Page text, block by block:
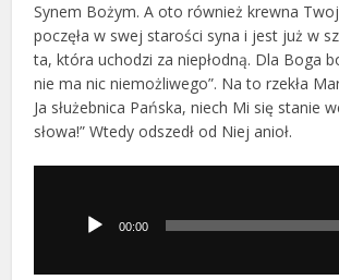
Synem Bożym. A oto również krewna
poczęła w swej starości syna i jest już w
ta, która uchodzi za niepłodną. Dla Boga
nie ma nic niemożliwego”. Na to rzekła
Ja służebnica Pańska, niech Mi się stanie
słowa!” Wtedy odszedł od Niej anioł.
dźwiękowych00:00